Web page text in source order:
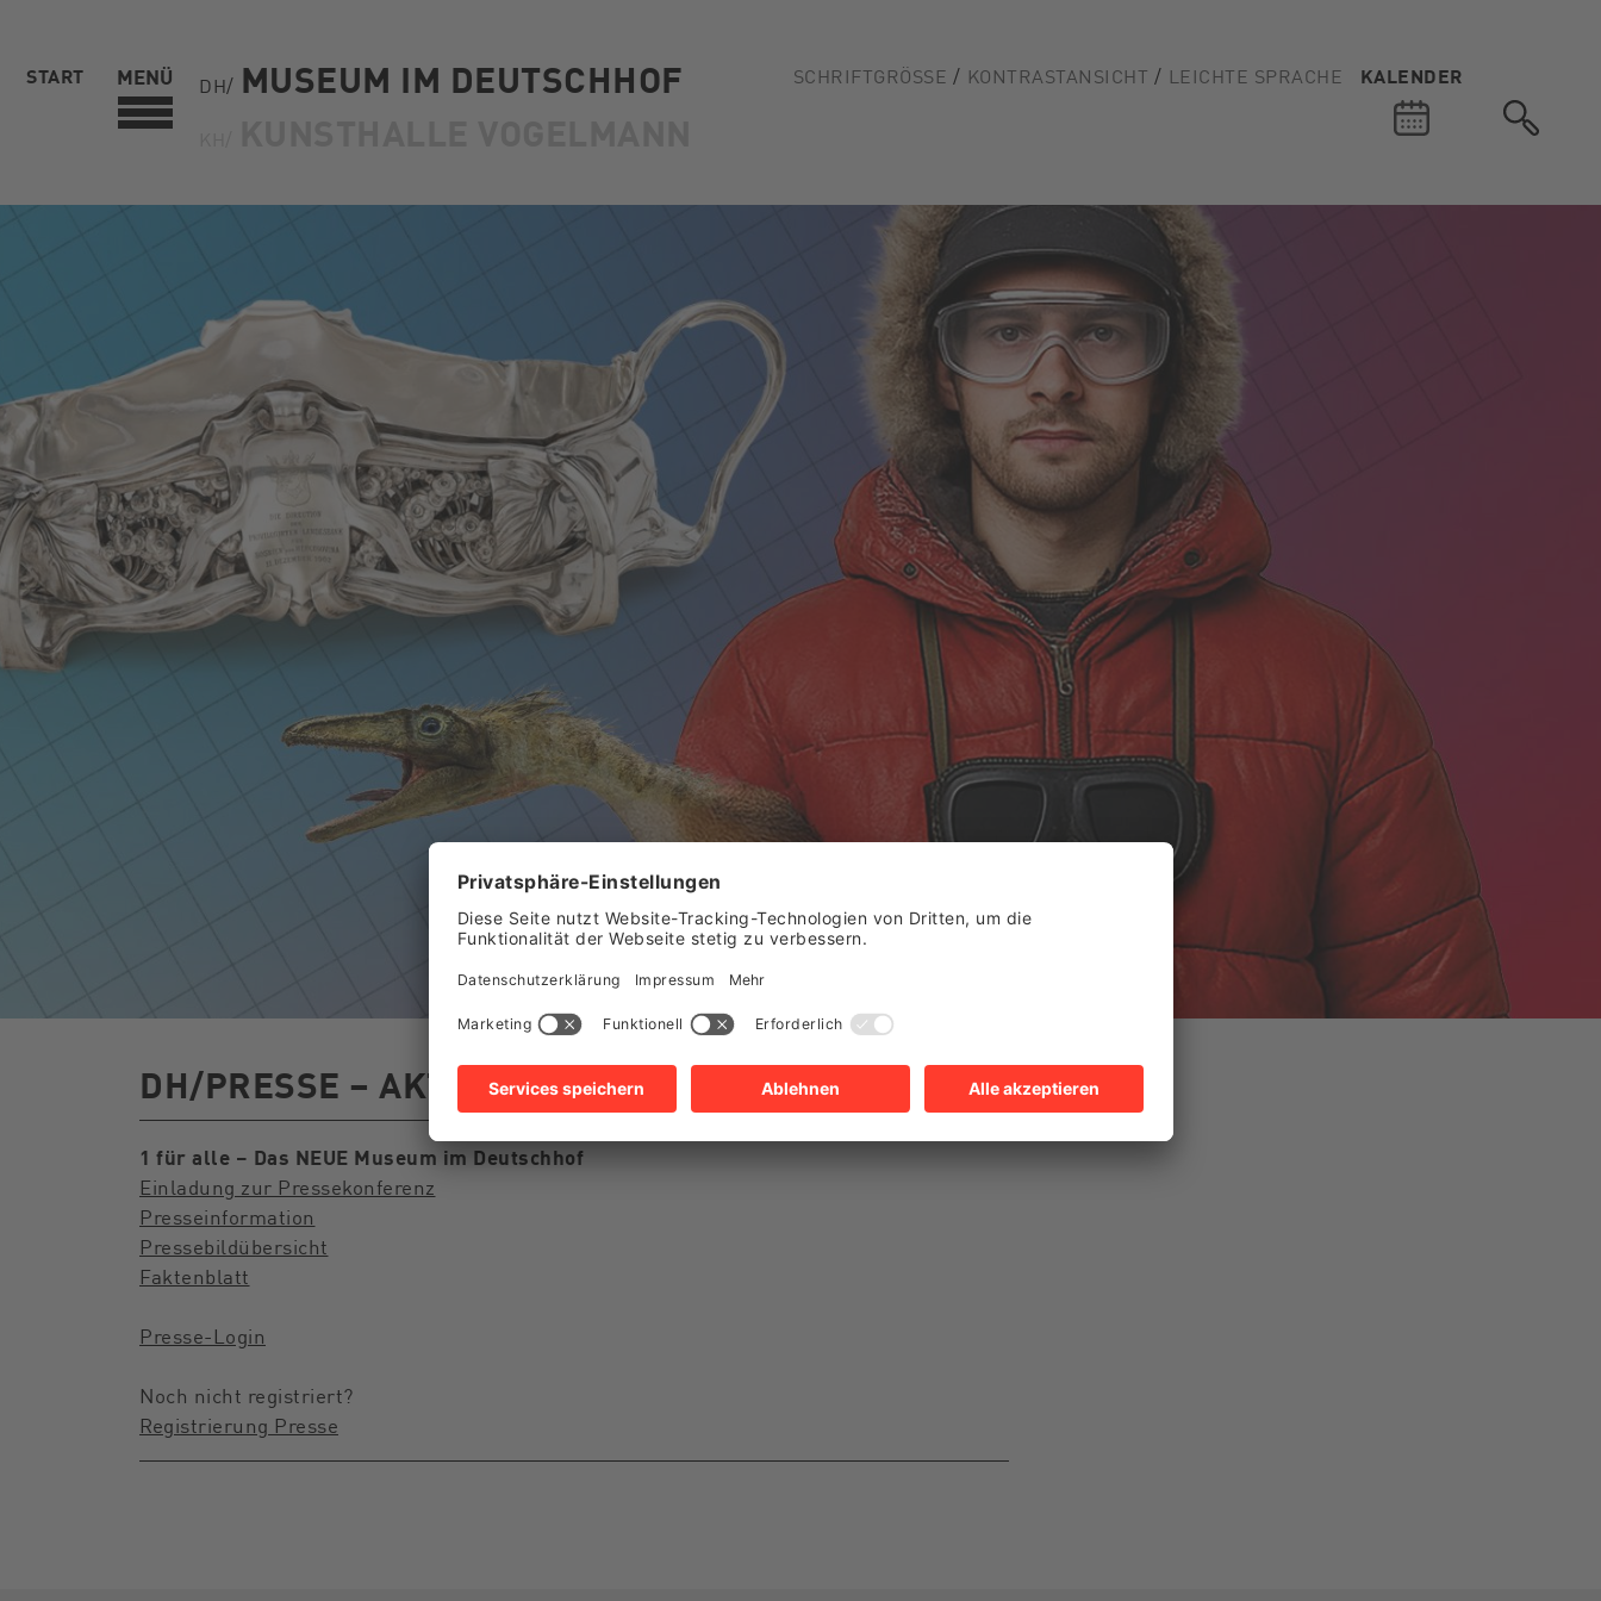
START MENÜ DH/ MUSEUM IM DEUTSCHHOF SCHRIFTGRÖSSE KONTRASTANSICHT LEICHTE SPRACHE KALENDER
DH/PRESSE – AKTUELL
1 für alle – Das NEUE Museum im Deutschhof
Einladung zur Pressekonferenz
Presseinformation
Pressebildübersicht
Faktenblatt
Presse-Login
Noch nicht registriert?
Registrierung Presse